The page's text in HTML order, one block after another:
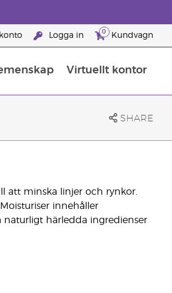
Logga in 0 Kundvagn
Virtuellt kontor
SHARE
att minska linjer och rynkor.
innehåller
naturligt härledda ingredienser